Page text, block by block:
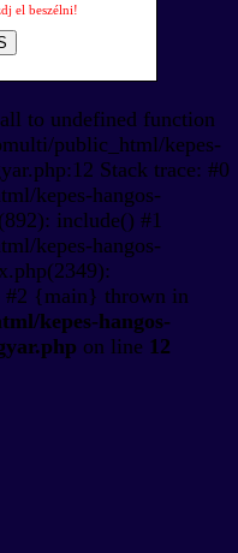
el beszélni!
to undefined function
public_html/kepes-
Stack trace: #0
kepes-hangos-
include() #1
kepes-hangos-
#2 {main} thrown in
kepes-hangos-
on line 12